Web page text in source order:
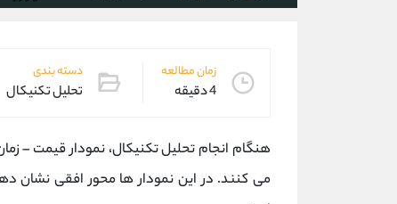
زمان مطالعه
4 دقیقه
دسته بندی
تحلیل تکنیکال
هنگام انجام تحلیل تکنیکال، نمودار قیمت –
می کنند. در این نمودار ها محور افقی نشان